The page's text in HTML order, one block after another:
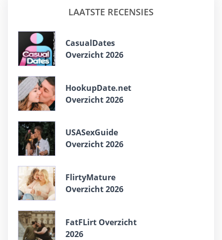
LAATSTE RECENSIES
CasualDates
Overzicht 2026
HookupDate.net
Overzicht 2026
USASexGuide
Overzicht 2026
FlirtyMature
Overzicht 2026
FatFLirt Overzicht
2026